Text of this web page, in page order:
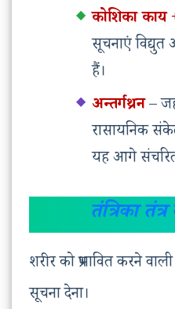
कोशिका काय +
सूचनाएं विद्युत
हैं।
अन्तर्गथ्रन–
रासायनिक
यह आगे
तंत्रिका
शरीर को प्रभावित करने
सूचना देना।